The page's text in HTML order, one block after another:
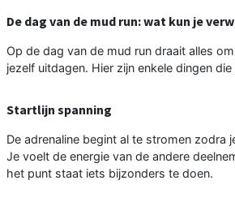
De dag van de mud run: wat kun je
Op de dag van de mud run draait alles
jezelf uitdagen. Hier zijn enkele dingen
Startlijn spanning
De adrenaline begint al te stromen zodra
Je voelt de energie van de andere
het punt staat iets bijzonders te doen.